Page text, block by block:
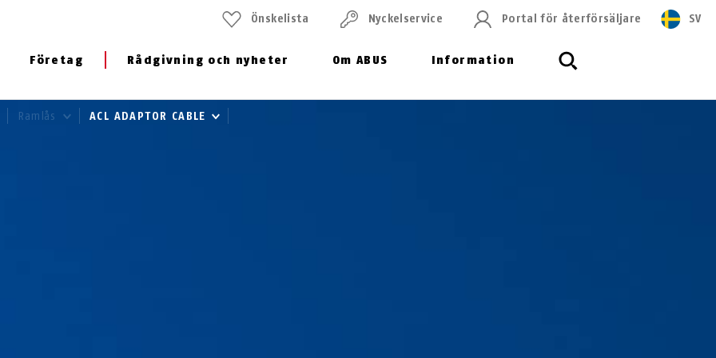
Företag Rådgivning och nyheter Om ABUS Information
Önskelista Nyckelservice Portal för återförsäljare SV
Ramlås ACL ADAPTOR CABLE